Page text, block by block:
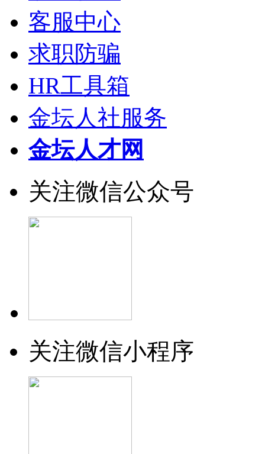
客服中心
求职防骗
HR工具箱
金坛人社服务
金坛人才网
关注微信公众号
关注微信小程序